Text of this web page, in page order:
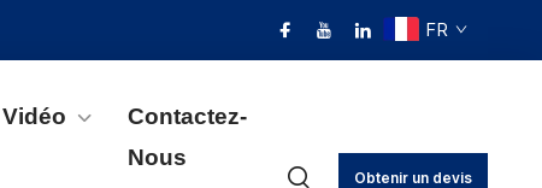
FR
Vidéo
Contactez-
Nous
Obtenir un devis